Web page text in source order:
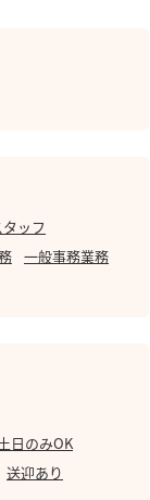
ッフ
一般事務業務
日のみOK
送迎あり